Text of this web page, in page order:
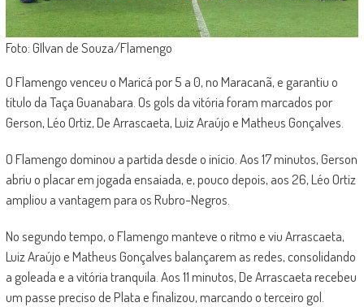
Foto: GIlvan de Souza/Flamengo
O Flamengo venceu o Maricá por 5 a 0, no Maracanã, e garantiu o
título da Taça Guanabara. Os gols da vitória foram marcados por
Gerson, Léo Ortiz, De Arrascaeta, Luiz Araújo e Matheus Gonçalves.
O Flamengo dominou a partida desde o início. Aos 17 minutos, Gerson
abriu o placar em jogada ensaiada, e, pouco depois, aos 26, Léo Ortiz
ampliou a vantagem para os Rubro-Negros.
No segundo tempo, o Flamengo manteve o ritmo e viu Arrascaeta,
Luiz Araújo e Matheus Gonçalves balançarem as redes, consolidando
a goleada e a vitória tranquila. Aos 11 minutos, De Arrascaeta recebeu
um passe preciso de Plata e finalizou, marcando o terceiro gol.